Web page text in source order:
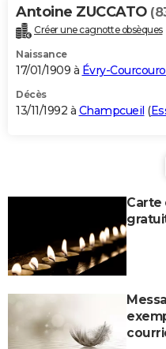
Antoine ZUCCATO
Créer une cagnotte obsèques
Naissance
17/01/1909 à Évry-
Décès
13/11/1992 à Champcueil (
Carte